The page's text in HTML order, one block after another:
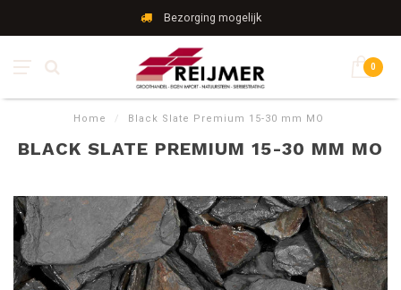
Bezorging mogelijk
0
Home / Black Slate Premium 15-30 mm MO
BLACK SLATE PREMIUM 15-30 MM MO